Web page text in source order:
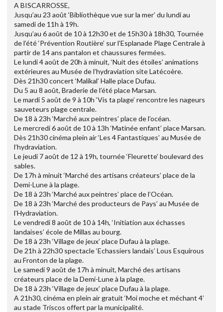
A BISCARROSSE,
Jusqu’au 23 août ‘Bibliothèque vue sur la mer’ du lundi au
samedi de 11h à 19h.
Jusqu’au 6 août de 10 à 12h30 et de 15h30 à 18h30, Tournée
de l’été ‘Prévention Routière’ sur l’Esplanade Plage Centrale à
partir de 14 ans pantalon et chaussures fermées.
Le lundi 4 août de 20h à minuit, ‘Nuit des étoiles’ animations
extérieures au Musée de l’hydraviation site Latécoère.
Dès 21h30 concert ‘Malikal’ Halle place Dufau.
Du 5 au 8 août, Braderie de l’été place Marsan.
Le mardi 5 août de 9 à 10h ‘Vis ta plage’ rencontre les nageurs
sauveteurs plage centrale.
De 18 à 23h ‘Marché aux peintres’ place de l’océan.
Le mercredi 6 août de 10 à 13h ‘Matinée enfant’ place Marsan.
Dès 21h30 cinéma plein air ‘Les 4 Fantastiques’ au Musée de
l’hydraviation.
Le jeudi 7 août de 12 à 19h, tournée ‘Fleurette’ boulevard des
sables.
De 17h à minuit ‘Marché des artisans créateurs’ place de la
Demi-Lune à la plage.
De 18 à 23h ‘Marché aux peintres’ place de l’Océan.
De 18 à 23h ‘Marché des producteurs de Pays’ au Musée de
l’Hydraviation.
Le vendredi 8 août de 10 à 14h, ‘Initiation aux échasses
landaises’ école de Millas au bourg.
De 18 à 23h ‘Village de jeux’ place Dufau à la plage.
De 21h à 22h30 spectacle ‘Echassiers landais’ Lous Esquirous
au Fronton de la plage.
Le samedi 9 août de 17h à minuit, Marché des artisans
créateurs place de la Demi-Lune à la plage.
De 18 à 23h ‘Village de jeux’ place Dufau à la plage.
A 21h30, cinéma en plein air gratuit ‘Moi moche et méchant 4’
au stade Triscos offert par la municipalité.